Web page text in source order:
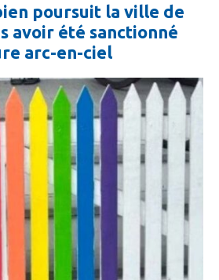
poursuit la ville de
avoir été sanctionné
arc-en-ciel